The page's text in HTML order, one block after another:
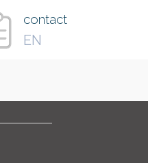
contact
EN